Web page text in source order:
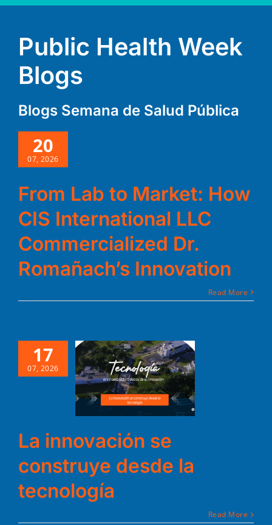
Public Health Week
Blogs
Blogs Semana de Salud Pública
20
07, 2026
From Lab
International
Dr.
Innovation
From Lab to Market: How
CIS International LLC
Commercialized Dr.
Romañach’s Innovation
Read More
17
07, 2026
La
innovación
se
construye
tecnología
La innovación se
construye desde la
tecnología
Read More